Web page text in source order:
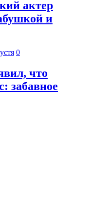
актер
и
0
что
забавное